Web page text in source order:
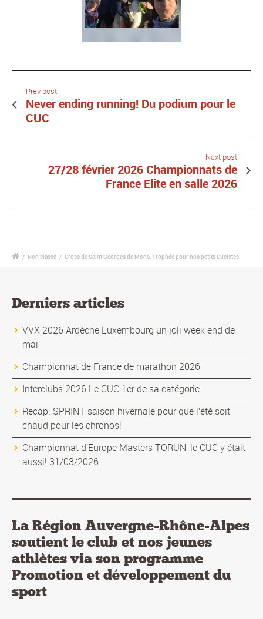
Prev post
Never ending running! Du podium pour le
CUC
Next post
27/28 février 2026 Championnats de
France Elite en salle 2026
/ Non classé / Cross de Saint Georges de Mons, Trophée pour nos petits Cucistes
Derniers articles
VVX 2026 Ardèche Luxembourg un joli week end de
mai
Championnat de France de marathon 2026
Interclubs 2026 Le CUC 1er de sa catégorie
Recap. SPRINT saison hivernale pour que l'été soit
chaud pour les chronos!
Championnat d'Europe Masters TORUN, le CUC y était
aussi! 31/03/2026
La Région Auvergne-Rhône-Alpes
soutient le club et nos jeunes
athlètes via son programme
Promotion et développement du
sport